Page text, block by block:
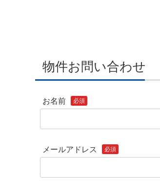
物件お問い合わせ
お名前 必須
メールアドレス 必須